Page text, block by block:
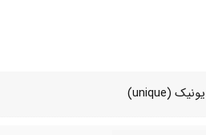
یونیک (unique)